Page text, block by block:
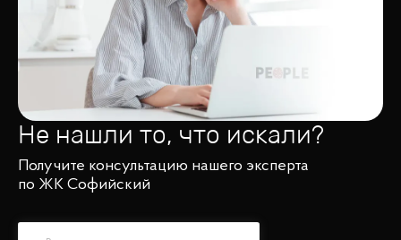
Не нашли то, что искали?
Получите консультацию нашего эксперта
по ЖК Софийский